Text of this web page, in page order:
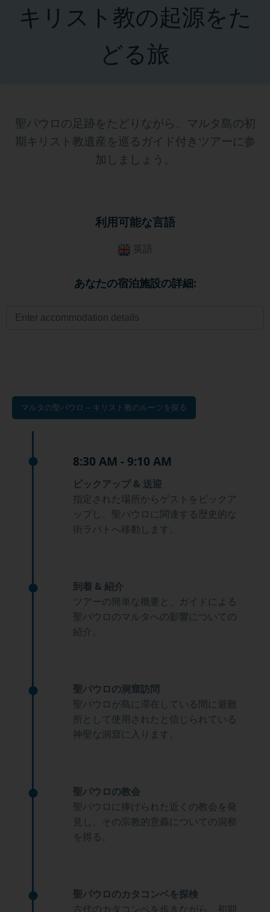
キリスト教の起源をた
どる旅
聖パウロの足跡をたどりながら、マルタ島の初
期キリスト教遺産を巡るガイド付きツアーに参
加しましょう。
利用可能な言語
英語
あなたの宿泊施設の詳細:
マルタの聖パウロ – キリスト教のルーツを探る
8:30 AM - 9:10 AM
ピックアップ & 送迎
指定された場所からゲストをピックア
ップし、聖パウロに関連する歴史的な
街ラバトへ移動します。
到着 & 紹介
ツアーの簡単な概要と、ガイドによる
聖パウロのマルタへの影響についての
紹介。
聖パウロの洞窟訪問
聖パウロが島に滞在している間に避難
所として使用されたと信じられている
神聖な洞窟に入ります。
聖パウロの教会
聖パウロに捧げられた近くの教会を発
見し、その宗教的意義についての洞察
を得る。
聖パウロのカタコンベを探検
古代のカタコンベを歩きながら、初期